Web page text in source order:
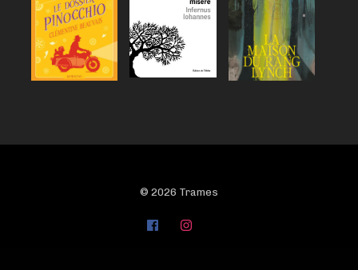
© 2026 Trames